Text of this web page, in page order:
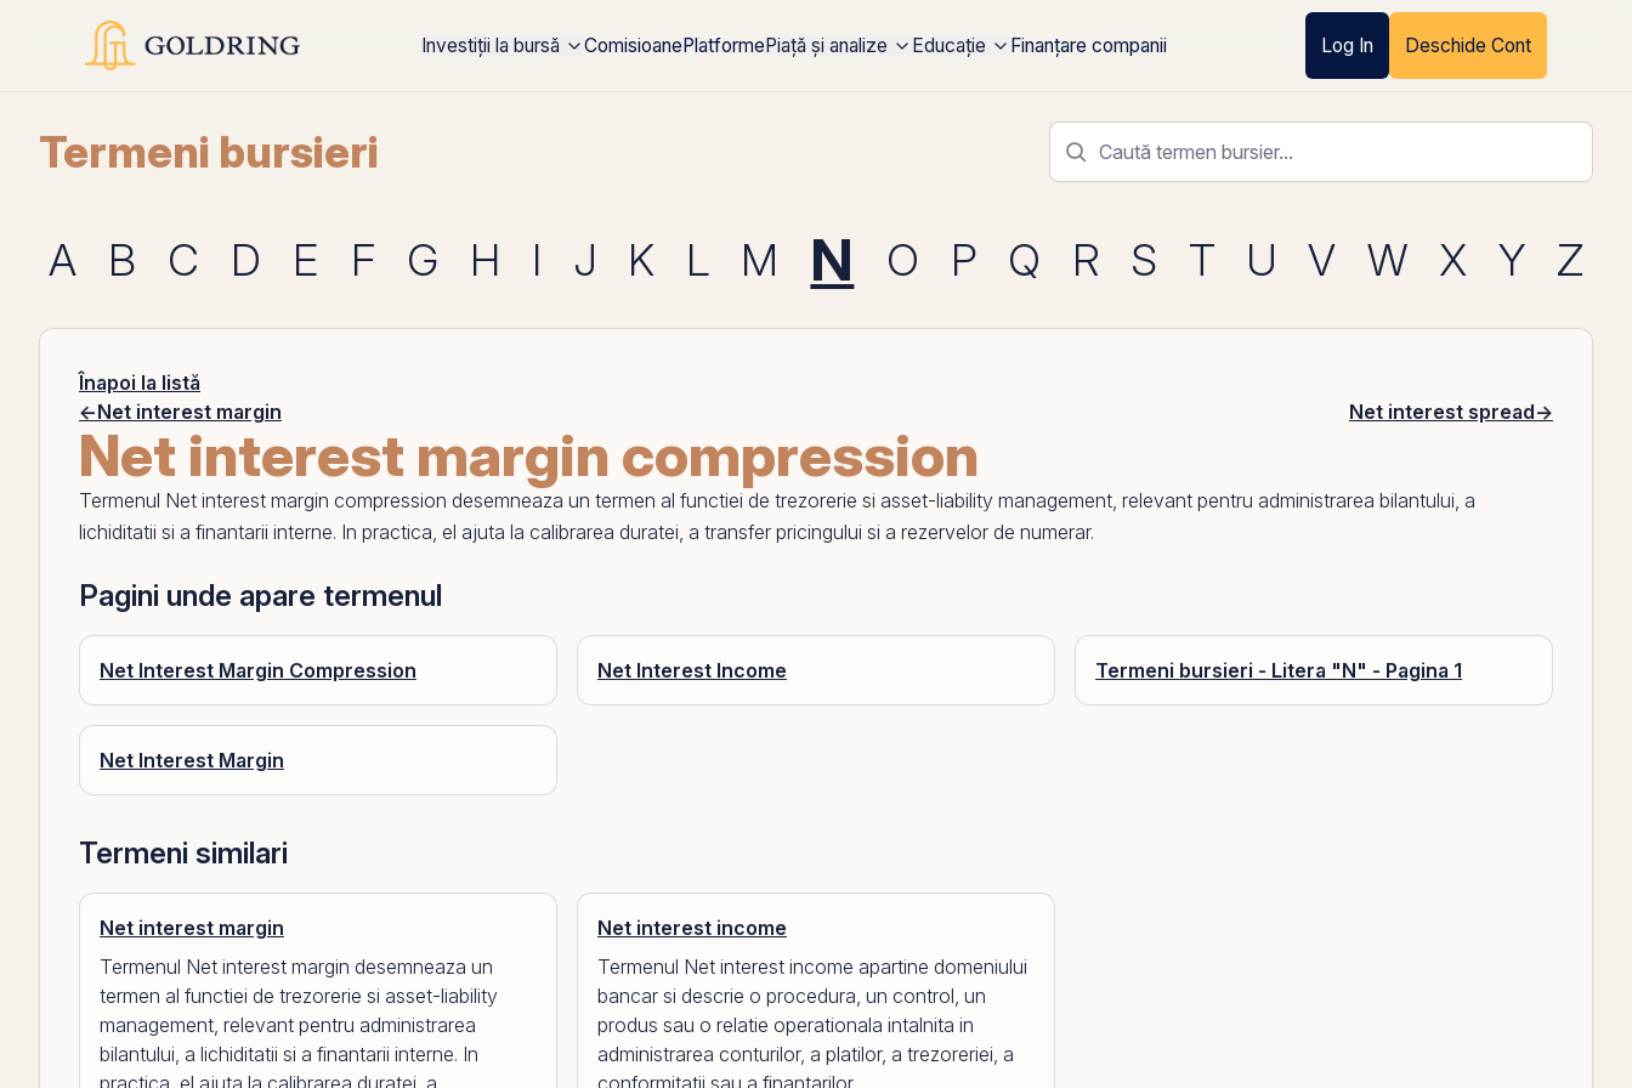
Investiții la bursă ComisioanePlatformePiață și analize Educație Finanțare companii Log In Deschide Cont
Termeni bursieri
A B C D E F G H I J K L M N O P Q R S T U V W X Y Z
Înapoi la listă
←Net interest margin Net interest spread→
Net interest margin compression
Termenul Net interest margin compression desemneaza un termen al functiei de trezorerie si asset-liability management, relevant pentru administrarea bilantului, a
lichiditatii si a finantarii interne. In practica, el ajuta la calibrarea duratei, a transfer pricingului si a rezervelor de numerar.
Pagini unde apare termenul
Net Interest Margin Compression Net Interest Income Termeni bursieri - Litera "N" - Pagina 1
Net Interest Margin
Termeni similari
Net interest margin
Termenul Net interest margin desemneaza un
termen al functiei de trezorerie si asset-liability
management, relevant pentru administrarea
bilantului, a lichiditatii si a finantarii interne. In
practica, el ajuta la calibrarea duratei, a...
Net interest income
Termenul Net interest income apartine domeniului
bancar si descrie o procedura, un control, un
produs sau o relatie operationala intalnita in
administrarea conturilor, a platilor, a trezoreriei, a
conformitatii sau a finantarilor....